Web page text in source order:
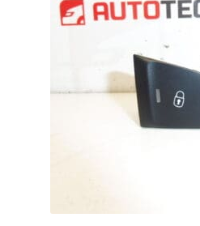
Política de privacidad
Procedimiento de Reclamación